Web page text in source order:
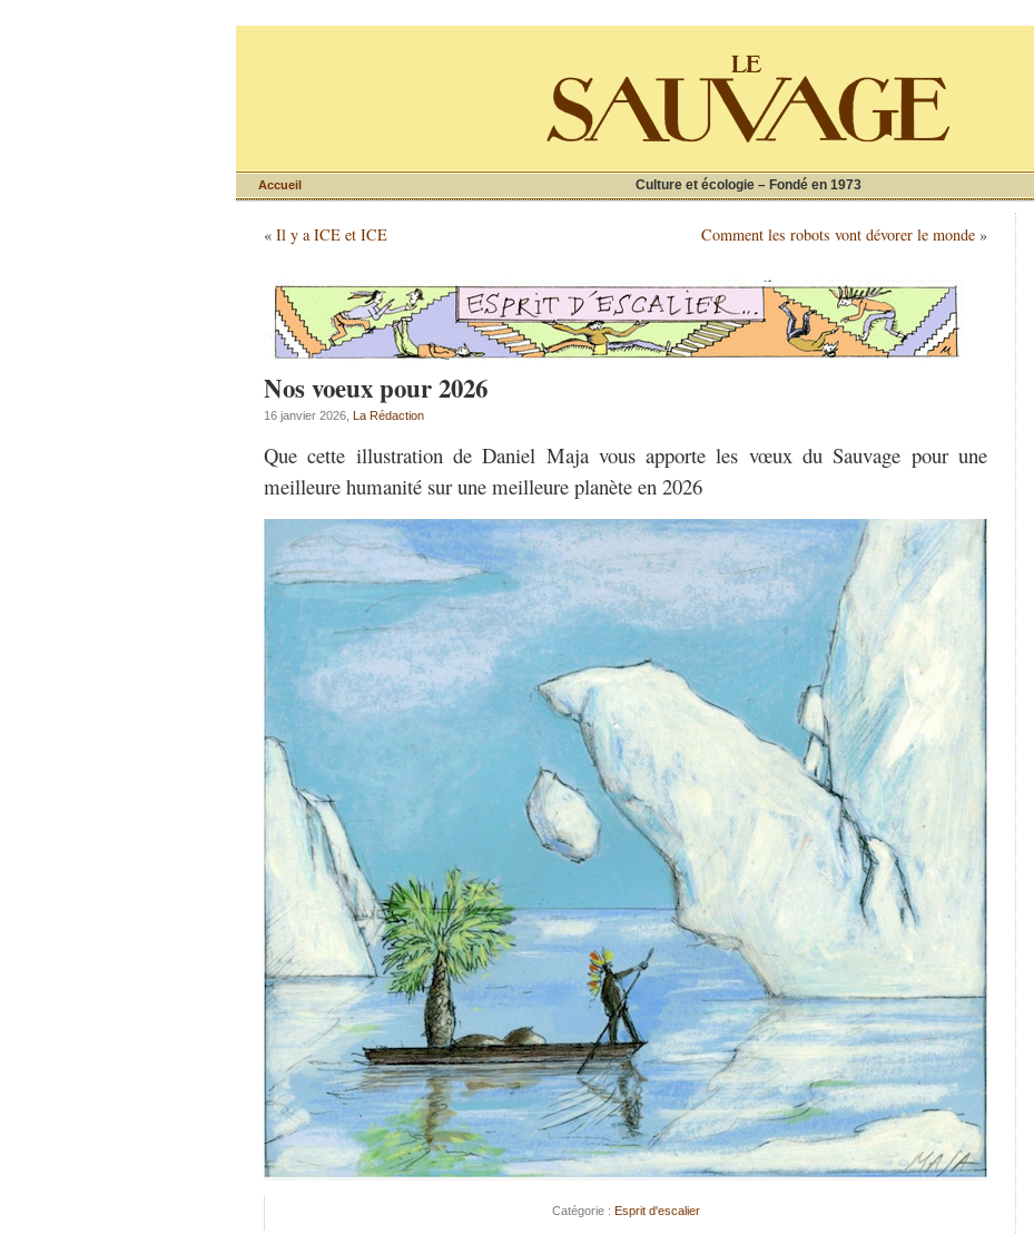
Culture et écologie – Fondé en 1973
Accueil
« Il y a ICE et ICE Comment les robots vont dévorer le monde »
Nos voeux pour 2026
16 janvier 2026, La Rédaction
Que cette illustration de Daniel Maja vous apporte les vœux du Sauvage pour une
meilleure humanité sur une meilleure planète en 2026
Catégorie : Esprit d'escalier